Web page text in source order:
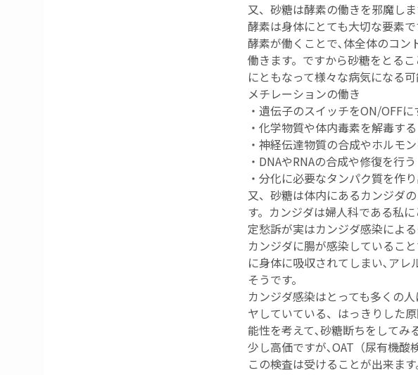
又、砂糖は酵素の働きを邪魔しま
酵素は身体にとても大切な要素で
酵素が働くことで､体全体のコン
働きます。ですから砂糖をとる
にともなって様々な病気になる可
メチレーションの働き
・遺伝子のスイッチをON/OFFに
・化学物質や体内毒素を解毒する
・神経伝達物質の合成やホルモ
・DNAやRNAの合成や修復を行う
・分化に必要なタンパク質を作
又、砂糖は体内にあるカンジダ
す。カンジダは婦人科である私
定愁訴が実はカンジダ感染によ
カンジダに腸が感染しているこ
に身体に吸収されてしまい､ア
そうです。
カンジダ感染はとっても多くの
ヤしていている、はっきりした
能性を考えて､砂糖断ちをしてみ
少し高価ですが､OAT（尿有機酸
この検査は受けることが出来ます